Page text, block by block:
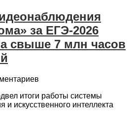
за ЕГЭ-2026
свыше 7 млн часов
итоги работы системы
и искусственного интеллекта